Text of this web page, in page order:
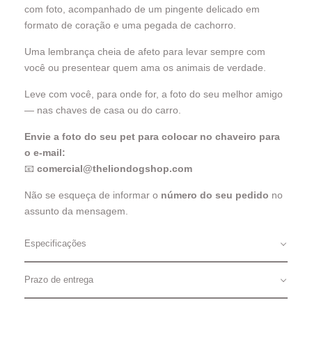
com foto, acompanhado de um pingente delicado em
formato de coração e uma pegada de cachorro.
Uma lembrança cheia de afeto para levar sempre com
você ou presentear quem ama os animais de verdade.
Leve com você, para onde for, a foto do seu melhor amigo
— nas chaves de casa ou do carro.
Envie a foto do seu pet para colocar no chaveiro para
o e-mail:
📧 comercial@theliondogshop.com
Não se esqueça de informar o número do seu pedido no
assunto da mensagem.
Especificações
Prazo de entrega